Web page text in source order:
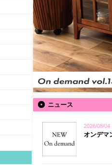
ニュース
2026/08/04
オンデマ